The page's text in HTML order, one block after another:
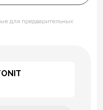
для предварительных